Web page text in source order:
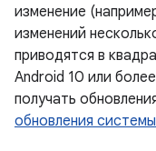
изменение
изменений
приводятся в
Android 10 или
получать
обновления